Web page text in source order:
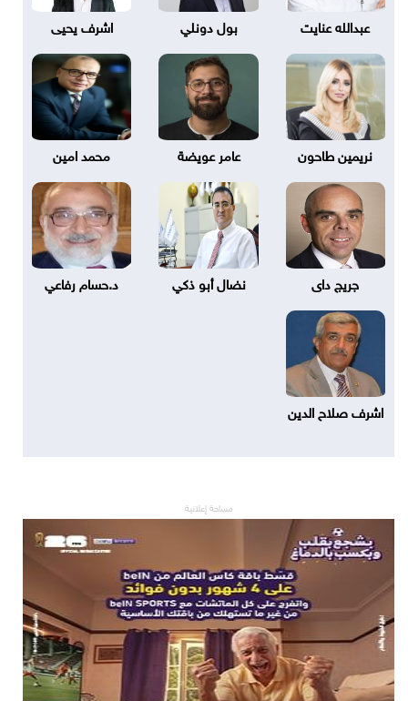
عبدالله عنايت بول دونلي اشرف يحيى
نريمين طاحون عامر عويضة محمد امين
جريج داى نضال أبو ذكي د.حسام رفاعي
اشرف صلاح الدين
مساحة إعلانية